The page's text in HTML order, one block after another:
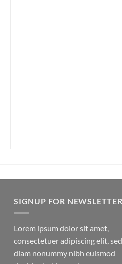
SIGNUP FOR NEWSLETTER
Lorem ipsum dolor sit amet,
consectetuer adipiscing elit, sed
diam nonummy nibh euismod